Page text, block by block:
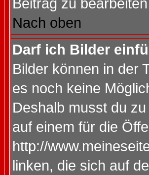
Beitrag zu
Nach oben
Darf ich Bilder
Bilder können in der
es noch keine
Deshalb musst du
auf einem für die
http://
linken, die sich auf